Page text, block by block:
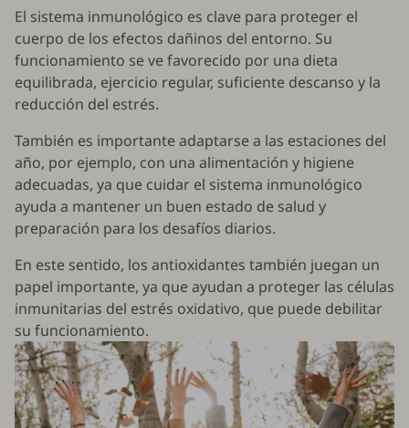
El sistema inmunológico es clave para proteger el
cuerpo de los efectos dañinos del entorno. Su
funcionamiento se ve favorecido por una dieta
equilibrada, ejercicio regular, suficiente descanso y la
reducción del estrés.
También es importante adaptarse a las estaciones del
año, por ejemplo, con una alimentación y higiene
adecuadas, ya que cuidar el sistema inmunológico
ayuda a mantener un buen estado de salud y
preparación para los desafíos diarios.
En este sentido, los antioxidantes también juegan un
papel importante, ya que ayudan a proteger las células
inmunitarias del estrés oxidativo, que puede debilitar
su funcionamiento.